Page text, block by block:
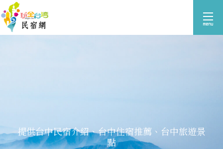
提供台中民宿介紹、台中住宿推薦、台中旅遊景
點